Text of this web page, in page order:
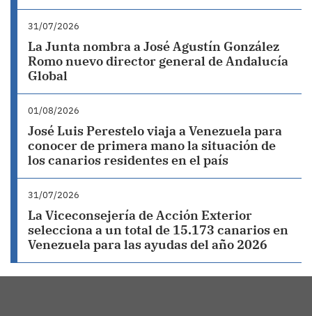
31/07/2026
La Junta nombra a José Agustín González
Romo nuevo director general de Andalucía
Global
01/08/2026
José Luis Perestelo viaja a Venezuela para
conocer de primera mano la situación de
los canarios residentes en el país
31/07/2026
La Viceconsejería de Acción Exterior
selecciona a un total de 15.173 canarios en
Venezuela para las ayudas del año 2026